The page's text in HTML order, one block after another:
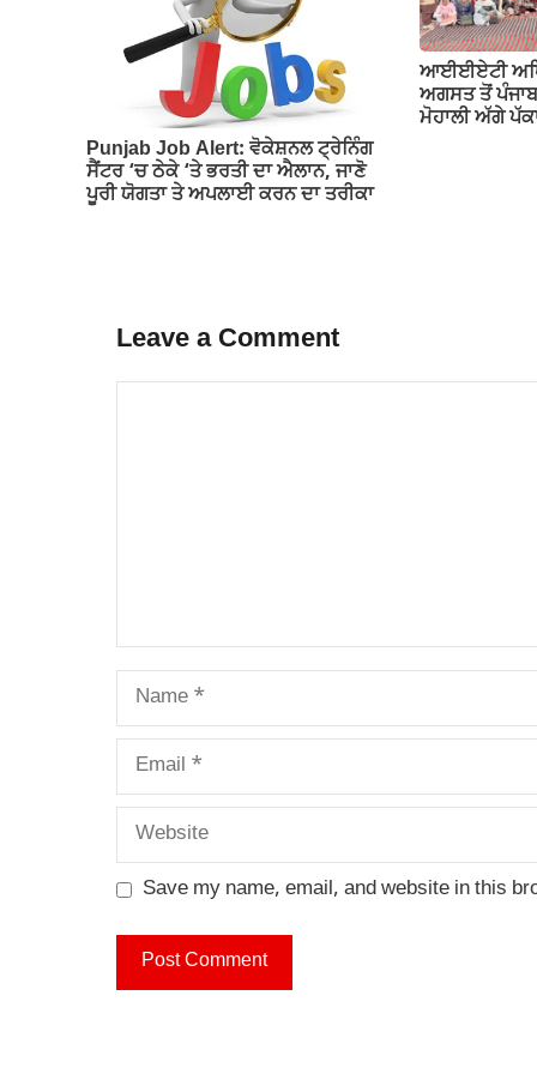
Punjab Job Alert: ਵੋਕੇਸ਼ਨਲ ਟ੍ਰੇਨਿੰਗ
ਸੈਂਟਰ ‘ਚ ਠੇਕੇ ‘ਤੇ ਭਰਤੀ ਦਾ ਐਲਾਨ, ਜਾਣੋ
ਪੂਰੀ ਯੋਗਤਾ ਤੇ ਅਪਲਾਈ ਕਰਨ ਦਾ ਤਰੀਕਾ
ਆਈਈਏਟੀ
ਅਗਸਤ ਤੋਂ
ਮੋਹਾਲੀ ਅੱਗੇ
Leave a Comment
Name
Email
Website
Save my name, email, and website in this